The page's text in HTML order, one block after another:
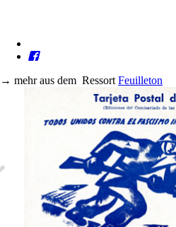
→ mehr aus dem Ressort Feuilleton